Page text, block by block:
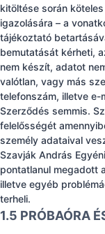
kitöltése során
igazolására – a
tájékoztató
bemutatását kérheti,
nem készít, adatot
valótlan, vagy más
telefonszám, illetve e-
Szerződés semmis.
felelősségét
személy adataival
Szavják András
pontatlanul megadott
illetve egyéb
terheli.
1.5 PRÓBAÓRA